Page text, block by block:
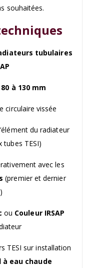
souhaitées.
tubulaires
à 130 mm
circulaire vissée
du radiateur
tubes TESI)
avec les
(premier et dernier
ou Couleur IRSAP
TESI sur installation
eau chaude